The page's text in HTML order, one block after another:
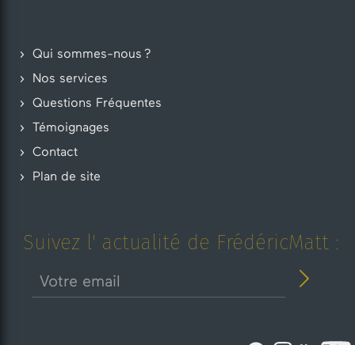
Qui sommes-nous ?
Nos services
Questions Fréquentes
Témoignages
Contact
Plan de site
Suivez l' actualité de FrédéricMatt :